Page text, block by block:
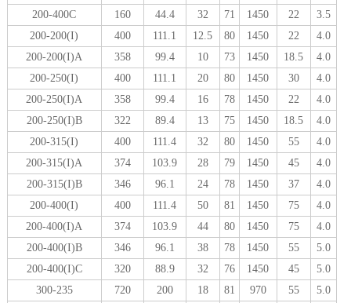
200-400C
160 44.4 32 71 1450 22
3.5
200-200(I)
400 111.1 12.5 80 1450 22
4.0
200-200(I)A
358 99.4 10 73 1450 18.5
4.0
200-250(I)
400 111.1 20 80 1450 30
4.0
200-250(I)A
358 99.4 16 78 1450 22
4.0
200-250(I)B
322 89.4 13 75 1450 18.5
4.0
200-315(I)
400 111.4 32 80 1450 55
4.0
200-315(I)A
374 103.9 28 79 1450 45
4.0
200-315(I)B
346 96.1 24 78 1450 37
4.0
200-400(I)
400 111.4 50 81 1450 75
4.0
200-400(I)A
374 103.9 44 80 1450 75
4.0
200-400(I)B
346 96.1 38 78 1450 55
5.0
200-400(I)C
320 88.9 32 76 1450 45
5.0
300-235
720 200 18 81 970 55
5.0